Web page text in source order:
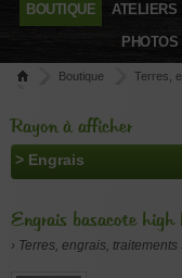
BOUTIQUE ATELIERS
PHOTOS
Boutique Terres,
Rayon à afficher
Engrais basacote
› Terres, engrais, traitements